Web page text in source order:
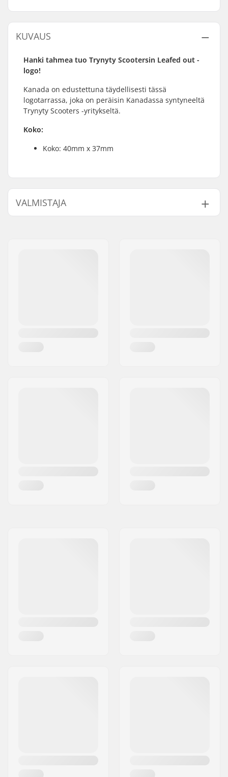
KUVAUS
Hanki tahmea tuo Trynyty Scootersin Leafed out -
logo!
Kanada on edustettuna täydellisesti tässä
logotarrassa, joka on peräisin Kanadassa syntyneeltä
Trynyty Scooters -yritykseltä.
Koko:
Koko: 40mm x 37mm
VALMISTAJA